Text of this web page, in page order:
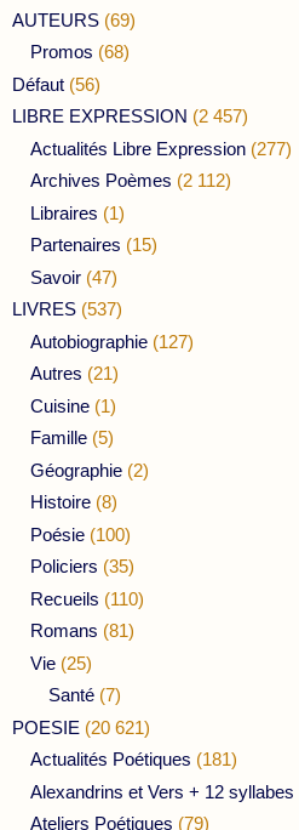
AUTEURS (69)
Promos (68)
Défaut (56)
LIBRE EXPRESSION (2 457)
Actualités Libre Expression (277)
Archives Poèmes (2 112)
Libraires (1)
Partenaires (15)
Savoir (47)
LIVRES (537)
Autobiographie (127)
Autres (21)
Cuisine (1)
Famille (5)
Géographie (2)
Histoire (8)
Poésie (100)
Policiers (35)
Recueils (110)
Romans (81)
Vie (25)
Santé (7)
POESIE (20 621)
Actualités Poétiques (181)
Alexandrins et Vers + 12 syllabes
Ateliers Poétiques (79)